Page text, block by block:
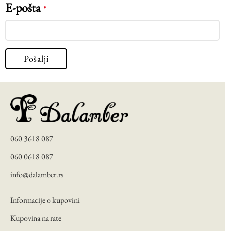
E-pošta*
060 3618 087
060 0618 087
info@dalamber.rs
Informacije o kupovini
Kupovina na rate